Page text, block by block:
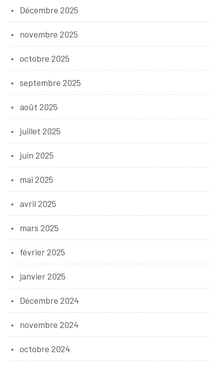
Décembre 2025
novembre 2025
octobre 2025
septembre 2025
août 2025
juillet 2025
juin 2025
mai 2025
avril 2025
mars 2025
février 2025
janvier 2025
Décembre 2024
novembre 2024
octobre 2024